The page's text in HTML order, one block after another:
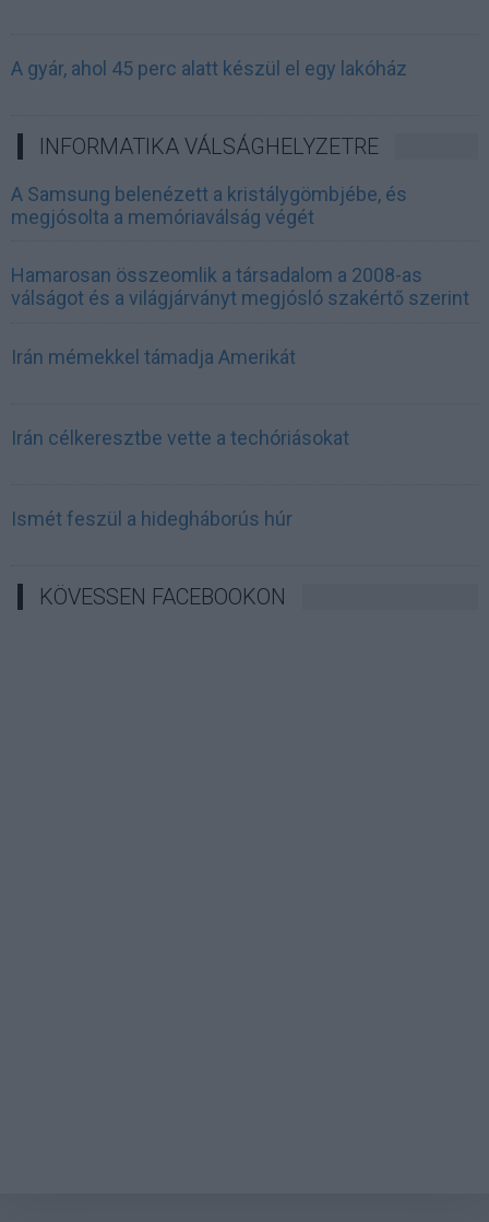
A gyár, ahol 45 perc alatt készül el egy lakóház
INFORMATIKA VÁLSÁGHELYZETRE
A Samsung belenézett a kristálygömbjébe, és
megjósolta a memóriaválság végét
Hamarosan összeomlik a társadalom a 2008-as
válságot és a világjárványt megjósló szakértő szerint
Irán mémekkel támadja Amerikát
Irán célkeresztbe vette a techóriásokat
Ismét feszül a hidegháborús húr
KÖVESSEN FACEBOOKON